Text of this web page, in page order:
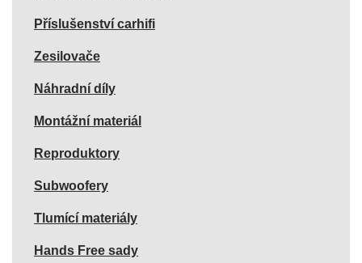
Příslušenství carhifi
Zesilovače
Náhradní díly
Montážní materiál
Reproduktory
Subwoofery
Tlumící materiály
Hands Free sady